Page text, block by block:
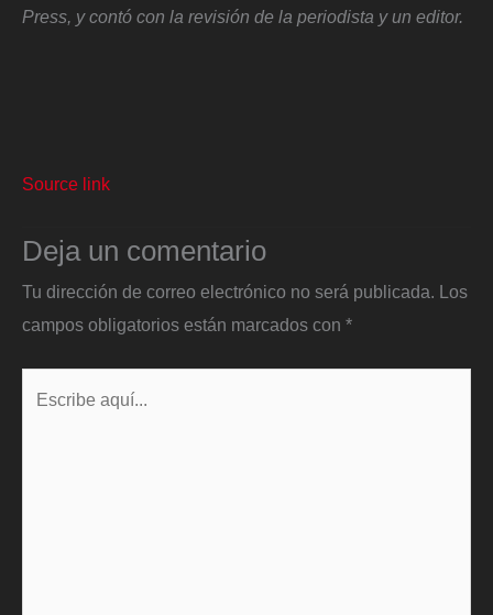
Press, y contó con la revisión de la periodista y un editor.
Source link
Deja un comentario
Tu dirección de correo electrónico no será publicada.
Los
campos obligatorios están marcados con *